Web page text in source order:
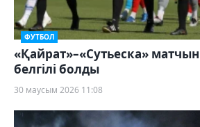
ФУТБОЛ
«Қайрат»–«Сутьеска»
белгілі болды
30 маусым 2026 11:08